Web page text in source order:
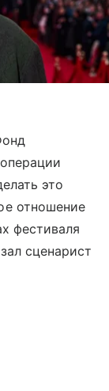
это
отношение
фестиваля
сценарист